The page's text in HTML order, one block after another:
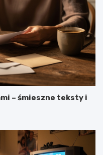
– śmieszne teksty i